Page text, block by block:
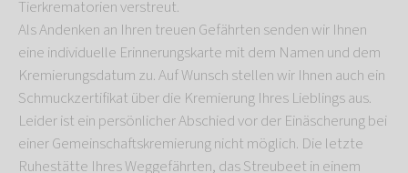
Tierkrematorien verstreut.
Als Andenken an Ihren treuen Gefährten senden wir Ihnen
eine individuelle Erinnerungskarte mit dem Namen und dem
Kremierungsdatum zu. Auf Wunsch stellen wir Ihnen auch ein
Schmuckzertifikat über die Kremierung Ihres Lieblings aus.
Leider ist ein persönlicher Abschied vor der Einäscherung bei
einer Gemeinschaftskremierung nicht möglich. Die letzte
Ruhestätte Ihres Weggefährten, das Streubeet in einem